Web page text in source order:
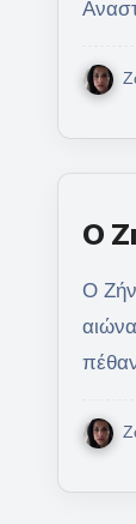
Ο
Ο Ζήνωνας γεννήθηκε στην Ελέα τον 5ο π.Χ.